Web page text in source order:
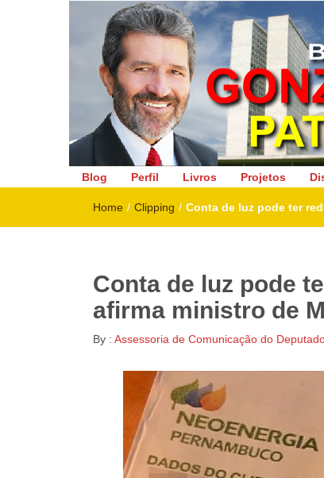
Deputado Federal
Blog Perfil Livros Projetos
Home / Clipping / Conta de luz pode ter
Conta de luz pode
afirma ministro de
By : Assessoria de Comunicação do